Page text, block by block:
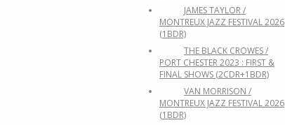
JAMES TAYLOR /
MONTREUX JAZZ FESTIVAL 2026
(1BDR)
THE BLACK CROWES /
PORT CHESTER 2023 : FIRST &
FINAL SHOWS (2CDR+1BDR)
VAN MORRISON /
MONTREUX JAZZ FESTIVAL 2026
(1BDR)